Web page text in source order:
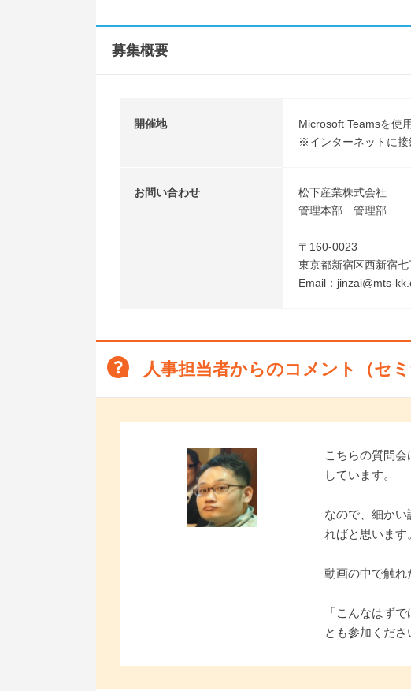
募集概要
開催地
Microsoft Teamsを使
※インターネットに接
お問い合わせ
松下産業株式会社
管理本部 管理部
〒160-0023
東京都新宿区西新宿
Email：jinzai@mts-
人事担当者からのコメント（セ
こちらの質問
しています。
なので、細か
ればと思います
動画の中で触れ
「こんなはず
とも参加くださ